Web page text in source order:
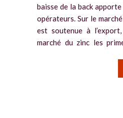
baisse de la back
opérateurs. Sur le
est soutenue à
marché du zinc les